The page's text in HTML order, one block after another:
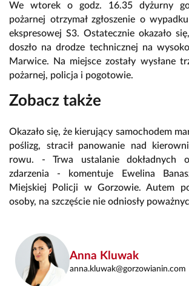
We wtorek o godz. 16.35 dyżurny
pożarnej otrzymał zgłoszenie o
ekspresowej S3. Ostatecznie okazało
doszło na drodze technicznej na
Marwice. Na miejsce zostały wysłane
pożarnej, policja i pogotowie.
Zobacz także
Okazało się, że kierujący samochodem
poślizg, stracił panowanie nad
rowu. - Trwa ustalanie dokładnych
zdarzenia - komentuje Ewelina
Miejskiej Policji w Gorzowie. Autem
osoby, na szczęście nie odniosły
Anna Kluwak
anna.kluwak@gorzowianin.com